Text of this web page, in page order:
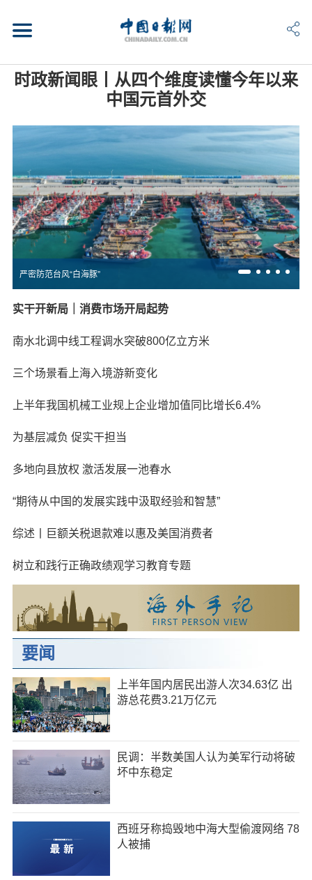
时政新闻眼丨从四个维度读懂今年以来
中国元首外交
严密防范台风“白海豚”
实干开新局｜消费市场开局起势
南水北调中线工程调水突破800亿立方米
三个场景看上海入境游新变化
上半年我国机械工业规上企业增加值同比增长6.4%
为基层减负 促实干担当
多地向县放权 激活发展一池春水
“期待从中国的发展实践中汲取经验和智慧”
综述丨巨额关税退款难以惠及美国消费者
树立和践行正确政绩观学习教育专题
要闻
上半年国内居民出游人次34.63亿 出
游总花费3.21万亿元
民调：半数美国人认为美军行动将破
坏中东稳定
西班牙称捣毁地中海大型偷渡网络 78
人被捕